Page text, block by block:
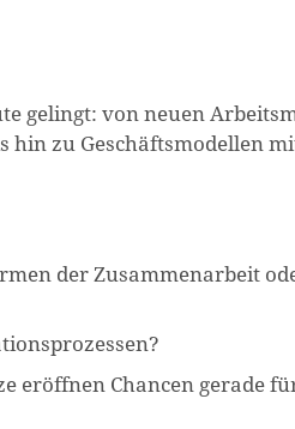
gelingt: von neuen
hin zu Geschäftsmodellen
der Zusammenarbeit
eröffnen Chancen gerade